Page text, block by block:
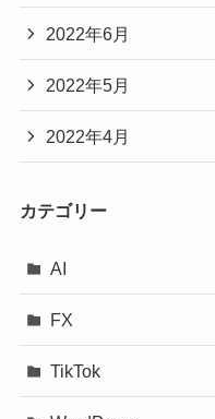
2022年6月
2022年5月
2022年4月
カテゴリー
AI
FX
TikTok